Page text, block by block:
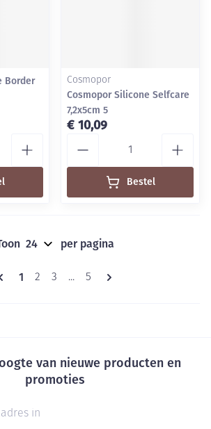
Border
Cosmopor
Cosmopor Silicone Selfcare
7,2x5cm 5
€ 10,09
Bestel
Pagina's
U lees momenteel pagina
1 Pagina
2 Pagina
3 ... Pagina
5
per pagina
van nieuwe producten en
promoties